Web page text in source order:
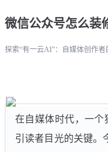
微信公众号怎么装
探索“有一云AI”：自媒体创作者
在自媒体时代，一个
引读者目光的关键。